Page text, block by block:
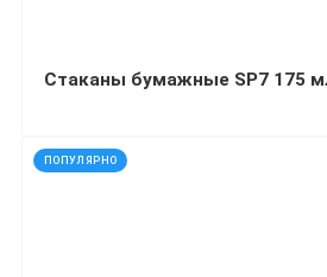
ПОПУЛЯРНО
код: 13640